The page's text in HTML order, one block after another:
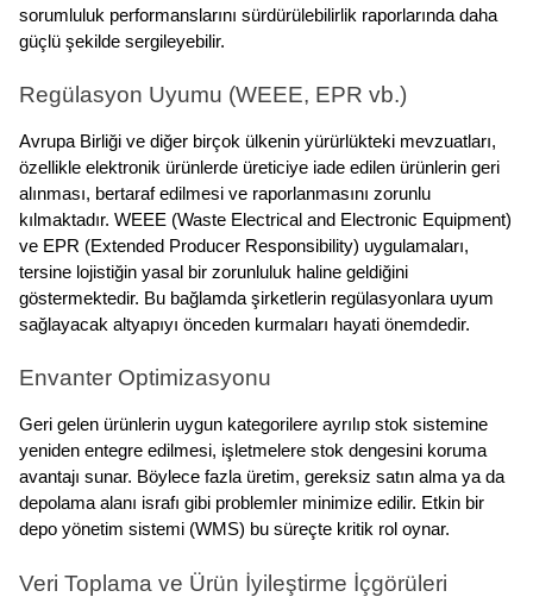
sorumluluk performanslarını sürdürülebilirlik raporlarında daha
güçlü şekilde sergileyebilir.
Regülasyon Uyumu (WEEE, EPR vb.)
Avrupa Birliği ve diğer birçok ülkenin yürürlükteki mevzuatları,
özellikle elektronik ürünlerde üreticiye iade edilen ürünlerin geri
alınması, bertaraf edilmesi ve raporlanmasını zorunlu
kılmaktadır. WEEE (Waste Electrical and Electronic Equipment)
ve EPR (Extended Producer Responsibility) uygulamaları,
tersine lojistiğin yasal bir zorunluluk haline geldiğini
göstermektedir. Bu bağlamda şirketlerin regülasyonlara uyum
sağlayacak altyapıyı önceden kurmaları hayati önemdedir.
Envanter Optimizasyonu
Geri gelen ürünlerin uygun kategorilere ayrılıp stok sistemine
yeniden entegre edilmesi, işletmelere stok dengesini koruma
avantajı sunar. Böylece fazla üretim, gereksiz satın alma ya da
depolama alanı israfı gibi problemler minimize edilir. Etkin bir
depo yönetim sistemi (WMS) bu süreçte kritik rol oynar.
Veri Toplama ve Ürün İyileştirme İçgörüleri